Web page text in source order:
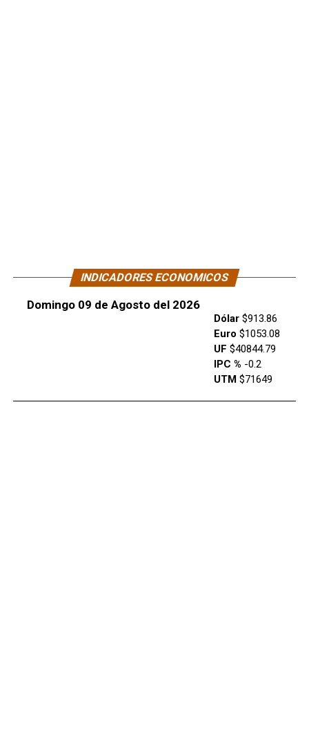
INDICADORES ECONOMICOS
Domingo 09 de Agosto del 2026
Dólar$913.86
Euro $1053.08
UF $40844.79
IPC % -0.2
UTM $71649